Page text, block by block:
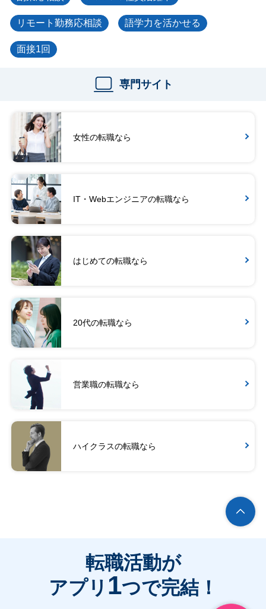
リモート勤務応相談 語学力を活かせる
面接1回
専門サイト
女性の転職なら
IT・Webエンジニアの転職なら
はじめての転職なら
20代の転職なら
営業職の転職なら
ハイクラスの転職なら
転職活動が
アプリ 1つで完結！